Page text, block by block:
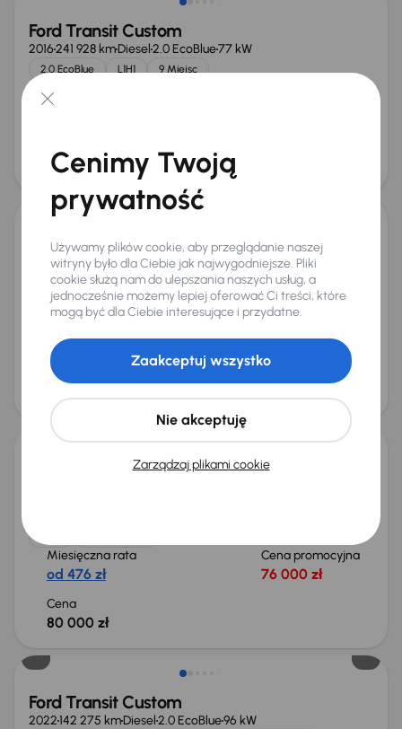
Ford Transit Custom
2016241 928 kmDiesel2.0 EcoBlue77 kW
2.0 EcoBlue L1H1 9 Miejsc
od 268 zł
obniżką
46 000 zł
Możliwość odliczenia VAT
Ford Transit Custom
2018142 220 km Diesel2.0 EcoBlue96 kW
Od pierwszego właściciela Auta krajowe
2.0 EcoBlue
L2H1
+7 kolejnych
od 345 zł
Cena
58 000 zł
Możliwość odliczenia VAT
Ford Transit Custom
Miesięczna rata
od 476 zł
Cena promocyjna
76 000 zł
Cena
80 000 zł
Taniej o 2 000 zł
Ford Transit Custom
2022142 275 kmDiesel2.0 EcoBlue96 kW
Cenimy Twoją
prywatność
Używamy plików cookie, aby przeglądanie naszej
witryny było dla Ciebie jak najwygodniejsze. Pliki
cookie służą nam do ulepszania naszych usług, a
jednocześnie możemy lepiej oferować Ci treści, które
mogą być dla Ciebie interesujące i przydatne.
Zarządzaj plikami cookie
Nie akceptuję
Zaakceptuj wszystko